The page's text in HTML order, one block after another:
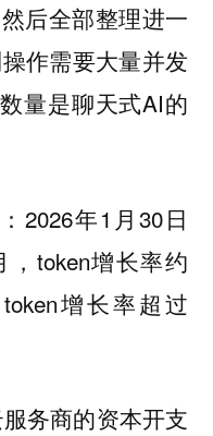
后全部整理进一
作需要大量并发
量是聊天式AI的
2026年1月30日
，token增长率约
增长率超过
务商的资本开支